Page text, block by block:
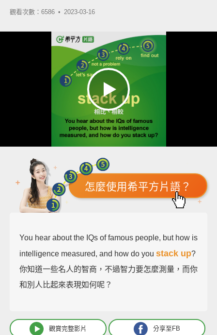
觀看次數：6586 • 2023-03-16
怎麼使用希平方片語？
You hear about the IQs of famous people, but how is
intelligence measured, and how do you stack up?
你知道一些名人的智商，不過智力要怎麼測量，而你
和別人比起來表現如何呢？
觀賞完整影片 分享至FB